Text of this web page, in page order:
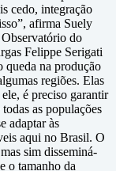
cedo, integração
afirma Suely
do
Felippe Serigati
queda na produção
regiões. Elas
é preciso garantir
as populações
adaptar às
aqui no Brasil. O
sim disseminá-
o tamanho da